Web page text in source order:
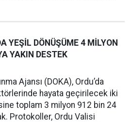
YEŞİL DÖNÜŞÜME 4 MİLYON
YAKIN DESTEK
Ajansı (DOKA), Ordu’da
hayata geçirilecek iki
toplam 3 milyon 912 bin 24
Protokoller, Ordu Valisi